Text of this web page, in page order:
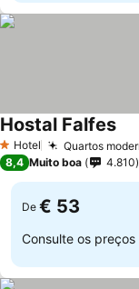
1 Estrelas
Hotel Quartos
Hostal Falfes
8,4 Muito boa 4.810
De € 53
Consulte os preços